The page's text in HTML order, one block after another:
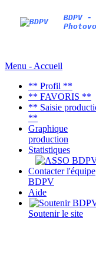
BDPV
Menu - Accueil
** Profil **
** FAVORIS **
** Saisie
**
Graphique
production
Statistiques
Contacter l'équipe
BDPV
Aide
Soutenir le site